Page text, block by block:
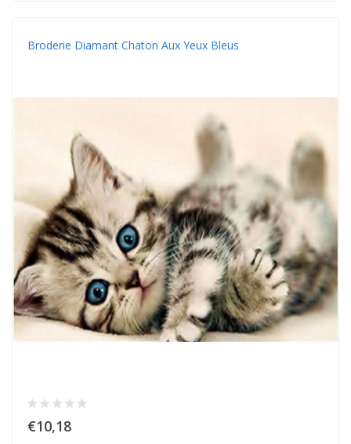
Broderie Diamant Chaton Aux Yeux Bleus
€10,18